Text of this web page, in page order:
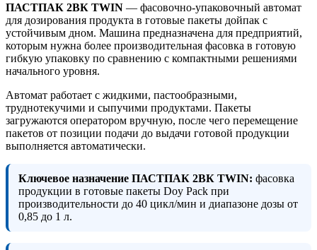
ПАСТПАК 2ВК TWIN — фасовочно-упаковочный автомат
для дозирования продукта в готовые пакеты дойпак с
устойчивым дном. Машина предназначена для предприятий,
которым нужна более производительная фасовка в готовую
гибкую упаковку по сравнению с компактными решениями
начального уровня.
Автомат работает с жидкими, пастообразными,
труднотекучими и сыпучими продуктами. Пакеты
загружаются оператором вручную, после чего перемещение
пакетов от позиции подачи до выдачи готовой продукции
выполняется автоматически.
Ключевое назначение ПАСТПАК 2ВК TWIN: фасовка
продукции в готовые пакеты Doy Pack при
производительности до 40 цикл/мин и диапазоне дозы от
0,85 до 1 л.